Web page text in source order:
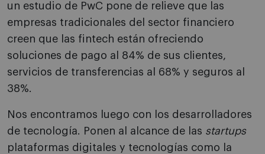
un estudio de PwC pone de relieve que las
empresas tradicionales del sector financiero
creen que las fintech están ofreciendo
soluciones de pago al 84% de sus clientes,
servicios de transferencias al 68% y seguros al
38%.
Nos encontramos luego con los desarrolladores
de tecnología. Ponen al alcance de las startups
plataformas digitales y tecnologías como la